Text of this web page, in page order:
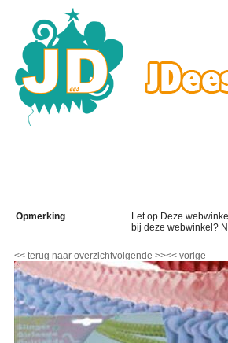
Opmerking
Let op Deze
bij deze webwinkel?
<< terug naar overzichtvolgende >><< vorige